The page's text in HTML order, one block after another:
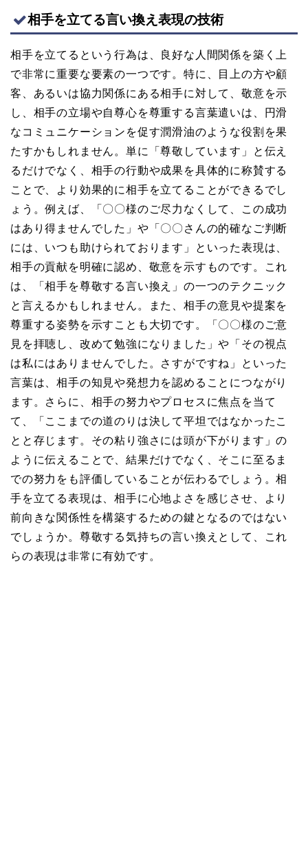
相手を立てる言い換え表現の技術
相手を立てるという行為は、良好な人間関係を築く上
で非常に重要な要素の一つです。特に、目上の方や顧
客、あるいは協力関係にある相手に対して、敬意を示
し、相手の立場や自尊心を尊重する言葉遣いは、円滑
なコミュニケーションを促す潤滑油のような役割を果
たすかもしれません。単に「尊敬しています」と伝え
るだけでなく、相手の行動や成果を具体的に称賛する
ことで、より効果的に相手を立てることができるでし
ょう。例えば、「〇〇様のご尽力なくして、この成功
はあり得ませんでした」や「〇〇さんの的確なご判断
には、いつも助けられております」といった表現は、
相手の貢献を明確に認め、敬意を示すものです。これ
は、「相手を尊敬する言い換え」の一つのテクニック
と言えるかもしれません。また、相手の意見や提案を
尊重する姿勢を示すことも大切です。「〇〇様のご意
見を拝聴し、改めて勉強になりました」や「その視点
は私にはありませんでした。さすがですね」といった
言葉は、相手の知見や発想力を認めることにつながり
ます。さらに、相手の努力やプロセスに焦点を当て
て、「ここまでの道のりは決して平坦ではなかったこ
とと存じます。その粘り強さには頭が下がります」の
ように伝えることで、結果だけでなく、そこに至るま
での努力をも評価していることが伝わるでしょう。相
手を立てる表現は、相手に心地よさを感じさせ、より
前向きな関係性を構築するための鍵となるのではない
でしょうか。尊敬する気持ちの言い換えとして、これ
らの表現は非常に有効です。